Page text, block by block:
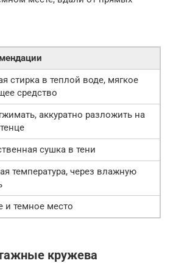
стирка в теплой воде, мягкое
средство
аккуратно разложить на
сушка в тени
температура, через влажную
и темное место
кружева